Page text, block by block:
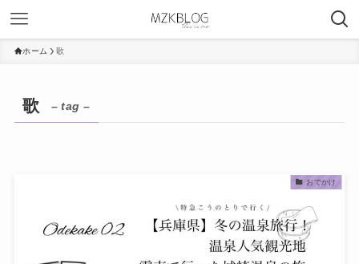
ホーム 歌
歌 – tag –
おでかけ